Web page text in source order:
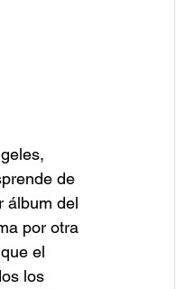
de
álbum del
por otra
el
los